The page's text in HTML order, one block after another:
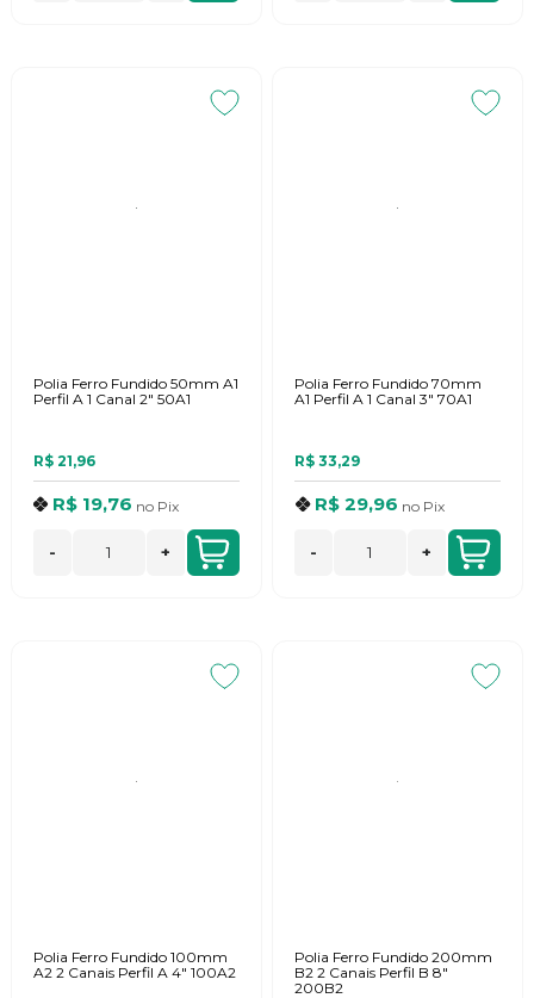
Polia Ferro Fundido 50mm A1
Perfil A 1 Canal 2" 50A1
R$ 21,96
R$ 19,76 no Pix
- +
Polia Ferro Fundido 70mm
A1 Perfil A 1 Canal 3" 70A1
R$ 33,29
R$ 29,96 no Pix
- +
Polia Ferro Fundido 100mm
A2 2 Canais Perfil A 4" 100A2
Polia Ferro Fundido 200mm
B2 2 Canais Perfil B 8"
200B2